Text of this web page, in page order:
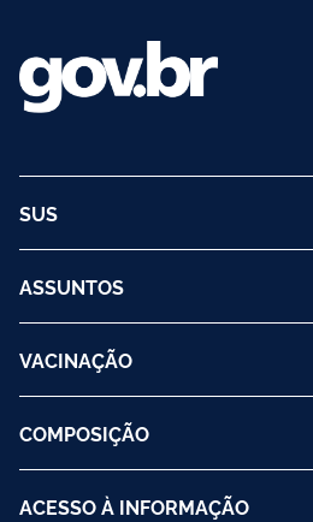
SUS
ASSUNTOS
VACINAÇÃO
COMPOSIÇÃO
ACESSO À INFORMAÇÃO